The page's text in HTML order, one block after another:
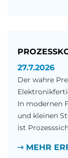
27.7.2026
Der wahre
In modernen
und kleinen
ist
MEHR